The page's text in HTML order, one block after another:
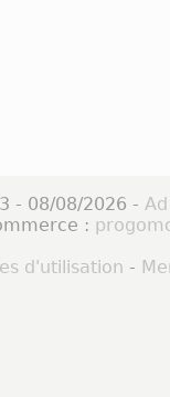
- 08/08/2026 -
:
d'utilisation -